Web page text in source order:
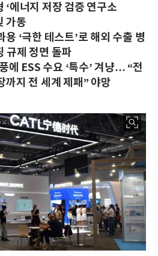
‘에너지 저장 검증 연구소
가동
‘극한 테스트’로 해외 수출 병
규제 정면 돌파
에 ESS 수요 ‘특수’ 겨냥… “전
까지 전 세계 제패” 야망